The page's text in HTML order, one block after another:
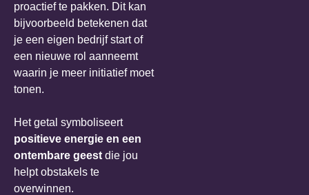
proactief te pakken. Dit kan
bijvoorbeeld betekenen dat
je een eigen bedrijf start of
een nieuwe rol aanneemt
waarin je meer initiatief moet
tonen.
Het getal symboliseert
positieve energie en een
ontembare geest die jou
helpt obstakels te
overwinnen.